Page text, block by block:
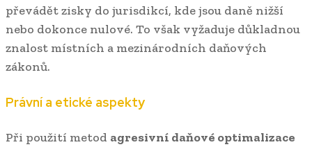
převádět zisky do jurisdikcí, kde jsou daně nižší
nebo dokonce nulové. To však vyžaduje důkladnou
znalost místních a mezinárodních daňových
zákonů.
Právní a etické aspekty
Při použití metod agresivní daňové optimalizace